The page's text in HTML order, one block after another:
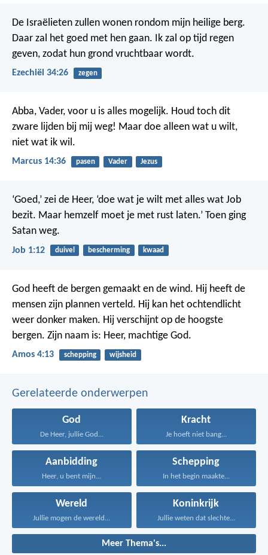
De Israëlieten zullen wonen rondom mijn heilige berg.
Daar zal het goed met hen gaan. Ik zal op tijd regen
geven, zodat hun grond vruchtbaar wordt.
Ezechiël 34:26 zegen
Abba, Vader, voor u is alles mogelijk. Houd toch dit
zware lijden bij mij weg! Maar doe alleen wat u wilt,
niet wat ik wil.
Marcus 14:36 pasen Vader Jezus
‘Goed,’ zei de Heer, ‘doe wat je wilt met alles wat Job
bezit. Maar hemzelf moet je met rust laten.’ Toen ging
Satan weg.
Job 1:12 duivel bescherming kwaad
God heeft de bergen gemaakt en de wind. Hij heeft de
mensen zijn plannen verteld. Hij kan het ochtendlicht
weer donker maken. Hij verschijnt op de hoogste
bergen. Zijn naam is: Heer, machtige God.
Amos 4:13 schepping wijsheid
Gerelateerde onderwerpen
God
De Heer, jullie God...
Kracht
Je hoeft niet bang...
Aanbidding
Heer, u bent mijn...
Schepping
In het begin maakte...
Wereld
Jullie mogen de wereld...
Koninkrijk
Jullie weten dat slechte...
Meer Thema's...